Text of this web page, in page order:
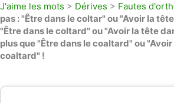
J'aime les mots > Dérives > Fautes
pas : "Être dans le coltar" ou "Avoir la
"Être dans le coltard" ou "Avoir la tête
plus que "Être dans le coaltard" ou
coaltard" !